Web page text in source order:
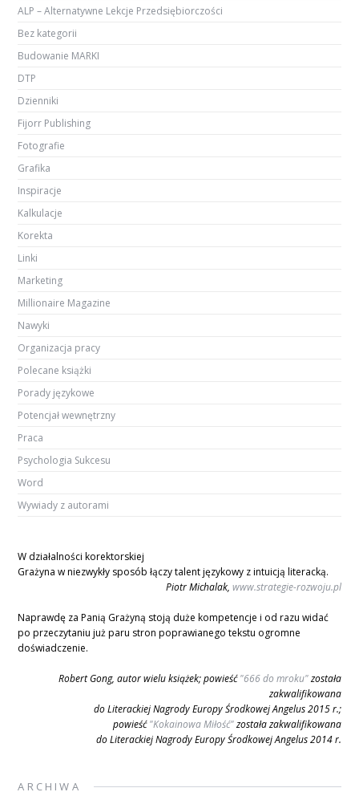
ALP – Alternatywne Lekcje Przedsiębiorczości
Bez kategorii
Budowanie MARKI
DTP
Dzienniki
Fijorr Publishing
Fotografie
Grafika
Inspiracje
Kalkulacje
Korekta
Linki
Marketing
Millionaire Magazine
Nawyki
Organizacja pracy
Polecane książki
Porady językowe
Potencjał wewnętrzny
Praca
Psychologia Sukcesu
Word
Wywiady z autorami
W działalności korektorskiej
Grażyna w niezwykły sposób łączy talent językowy z intuicją literacką.
Piotr Michalak, www.strategie-rozwoju.pl
Naprawdę za Panią Grażyną stoją duże kompetencje i od razu widać
po przeczytaniu już paru stron poprawianego tekstu ogromne
doświadczenie.
Robert Gong, autor wielu książek; powieść"666 do mroku"została
zakwalifikowana
do Literackiej Nagrody Europy Środkowej Angelus 2015 r.;
powieść"Kokainowa Miłość"została zakwalifikowana
do Literackiej Nagrody Europy Środkowej Angelus 2014 r.
ARCHIWA